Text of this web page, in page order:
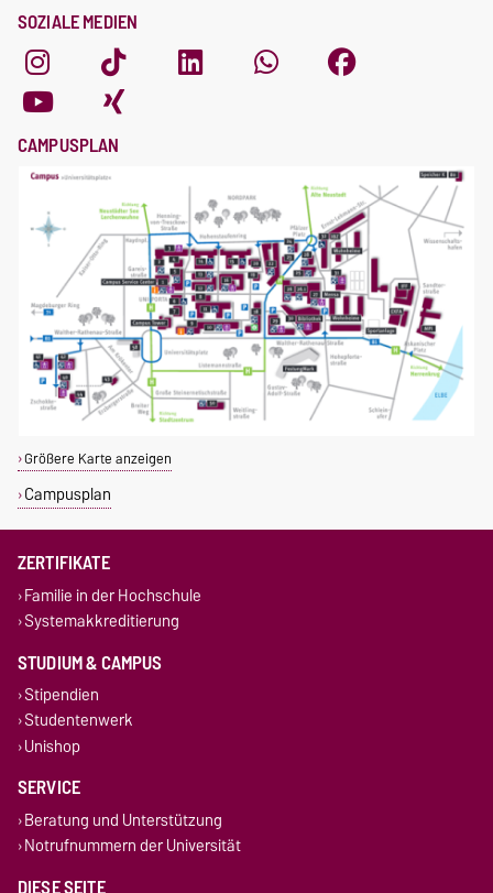
SOZIALE MEDIEN
CAMPUSPLAN
Größere Karte anzeigen
Campusplan
ZERTIFIKATE
Familie in der Hochschule
Systemakkreditierung
STUDIUM & CAMPUS
Stipendien
Studentenwerk
Unishop
SERVICE
Beratung und Unterstützung
Notrufnummern der Universität